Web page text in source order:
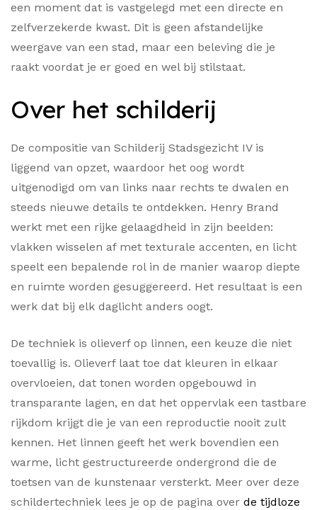
een moment dat is vastgelegd met een directe en
zelfverzekerde kwast. Dit is geen afstandelijke
weergave van een stad, maar een beleving die je
raakt voordat je er goed en wel bij stilstaat.
Over het schilderij
De compositie van Schilderij Stadsgezicht IV is
liggend van opzet, waardoor het oog wordt
uitgenodigd om van links naar rechts te dwalen en
steeds nieuwe details te ontdekken. Henry Brand
werkt met een rijke gelaagdheid in zijn beelden:
vlakken wisselen af met texturale accenten, en licht
speelt een bepalende rol in de manier waarop diepte
en ruimte worden gesuggereerd. Het resultaat is een
werk dat bij elk daglicht anders oogt.
De techniek is olieverf op linnen, een keuze die niet
toevallig is. Olieverf laat toe dat kleuren in elkaar
overvloeien, dat tonen worden opgebouwd in
transparante lagen, en dat het oppervlak een tastbare
rijkdom krijgt die je van een reproductie nooit zult
kennen. Het linnen geeft het werk bovendien een
warme, licht gestructureerde ondergrond die de
toetsen van de kunstenaar versterkt. Meer over deze
schildertechniek lees je op de pagina over de tijdloze